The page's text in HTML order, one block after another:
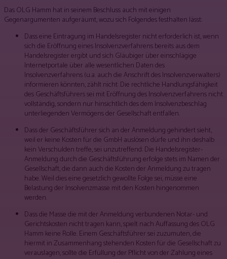
Das OLG Hamm hat in seinem Beschluss auch mit einigen
Gegenargumenten aufgeräumt, wozu sich Folgendes festhalten lässt:
Dass eine Eintragung im Handelsregister nicht erforderlich ist, wenn
sich die Eröffnung eines Insolvenzverfahrens bereits aus dem
Handelsregister ergibt und sich Gläubiger über einschlägige
Internetportale über alle wesentlichen Daten des
Insolvenzverfahrens (u.a. auch die Anschrift des Insolvenzverwalters)
informieren könnten, zählt nicht: Die rechtliche Handlungsfähigkeit
des Geschäftsführers sei mit Eröffnung des Insolvenzverfahrens nicht
vollständig, sondern nur hinsichtlich des dem Insolvenzbeschlag
unterliegenden Vermögens der Gesellschaft entfallen.
Dass der Geschäftsführer sich an der Anmeldung gehindert sieht,
weil er keine Kosten für die GmbH auslösen dürfe und ihn deshalb
kein Verschulden treffe, sei unzutreffend: Die Handelsregister-
Anmeldung durch die Geschäftsführung erfolge stets im Namen der
Gesellschaft, die dann auch die Kosten der Anmeldung zu tragen
habe. Weil dies eine gesetzlich gewollte Folge sei, müsse eine
Belastung der Insolvenzmasse mit den Kosten hingenommen
werden.
Dass die Masse die mit der Anmeldung verbundenen Notar- und
Gerichtskosten nicht tragen kann, spielt nach Auffassung des OLG
Hamm keine Rolle. Einem Geschäftsführer sei zuzumuten, die
hiermit in Zusammenhang stehenden Kosten für die Gesellschaft zu
verauslagen, sollte die Erfüllung der Pflicht von der Zahlung eines